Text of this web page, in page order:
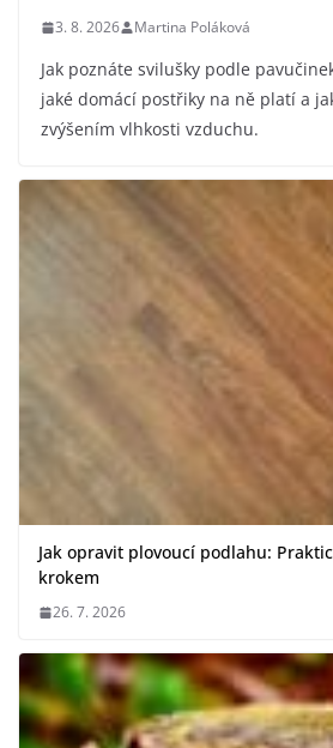
3. 8. 2026 Martina Poláková
Jak poznáte svilušky podle
jaké domácí postřiky na ně platí a
zvýšením vlhkosti vzduchu.
Jak opravit plovoucí podlahu:
krokem
26. 7. 2026